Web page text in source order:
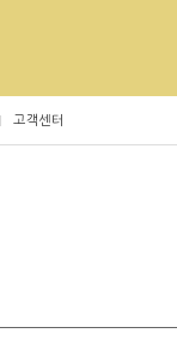
고객센터